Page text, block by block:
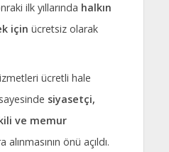
ilk yıllarında halkın
için ücretsiz olarak
ücretli hale
siyasetçi,
ve memur
alınmasının önü açıldı.